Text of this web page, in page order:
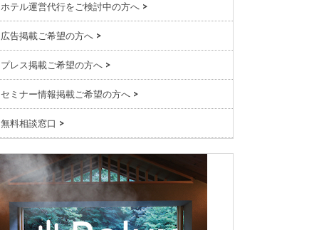
ホテル運営代行をご検討中の方へ >
広告掲載ご希望の方へ >
プレス掲載ご希望の方へ >
セミナー情報掲載ご希望の方へ >
無料相談窓口 >